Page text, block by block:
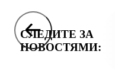
СЛЕДИТЕ ЗА
НОВОСТЯМИ: